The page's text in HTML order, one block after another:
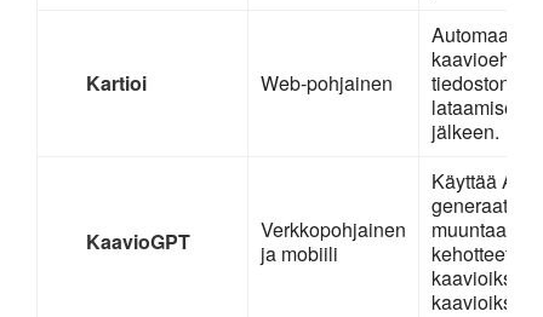
Kartioi Web-pohjainen
tiedoston
lataamisen
jälkeen.
KaavioGPT
Verkkopohjainen
ja mobiili
Käyttää AI-
kehotteet
kaavioiksi ja
kaavioiksi